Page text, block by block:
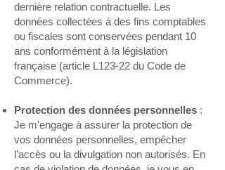
dernière relation contractuelle. Les
données collectées à des fins comptables
ou fiscales sont conservées pendant 10
ans conformément à la législation
française (article L123-22 du Code de
Commerce).
Protection des données personnelles :
Je m'engage à assurer la protection de
vos données personnelles, empêcher
l'accès ou la divulgation non autorisés. En